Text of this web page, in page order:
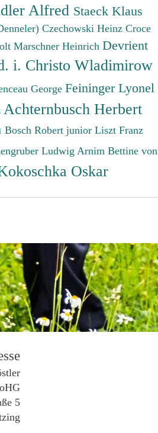
Alfred Staeck Klaus
Czechowski Heinz Croce
Marschner Heinrich Devrient
i. Christo Wladimirow
George Feininger Lyonel
Achternbusch Herbert
Bosch Robert junior Liszt Franz
Ludwig Arnim Bettine von
Oskar
5